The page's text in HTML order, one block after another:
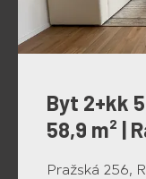
Byt 2+kk
58,9 m² |
Pražská 256,